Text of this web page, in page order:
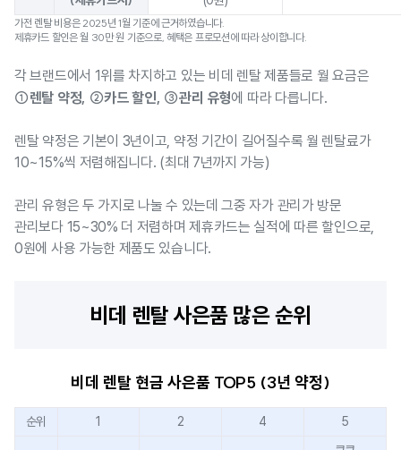
가전 렌탈 비용은 2025년 1월 기준에 근거하였습니다.
제휴카드 할인은 월 30만 원 기준으로, 혜택은 프로모션에 따라 상이합니다.
각 브랜드에서 1위를 차지하고 있는 비데 렌탈 제품들로 월 요금은
①렌탈 약정, ②카드 할인, ③관리 유형에 따라 다릅니다.
렌탈 약정은 기본이 3년이고, 약정 기간이 길어질수록 월 렌탈료가
10~15%씩 저렴해집니다. (최대 7년까지 가능)
관리 유형은 두 가지로 나눌 수 있는데 그중 자가 관리가 방문
관리보다 15~30% 더 저렴하며 제휴카드는 실적에 따른 할인으로,
0원에 사용 가능한 제품도 있습니다.
비데 렌탈 사은품 많은 순위
비데 렌탈 현금 사은품 TOP5 (3년 약정)
순위 1 2 4
5